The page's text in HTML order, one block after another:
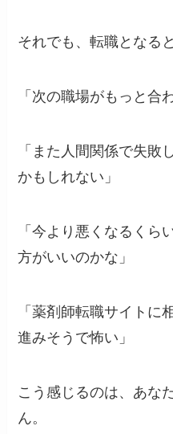
それでも、転職となる
「次の職場がもっと合
「また人間関係で失敗
かもしれない」
「今より悪くなるくら
方がいいのかな」
「薬剤師転職サイトに
進みそうで怖い」
こう感じるのは、あな
ん。